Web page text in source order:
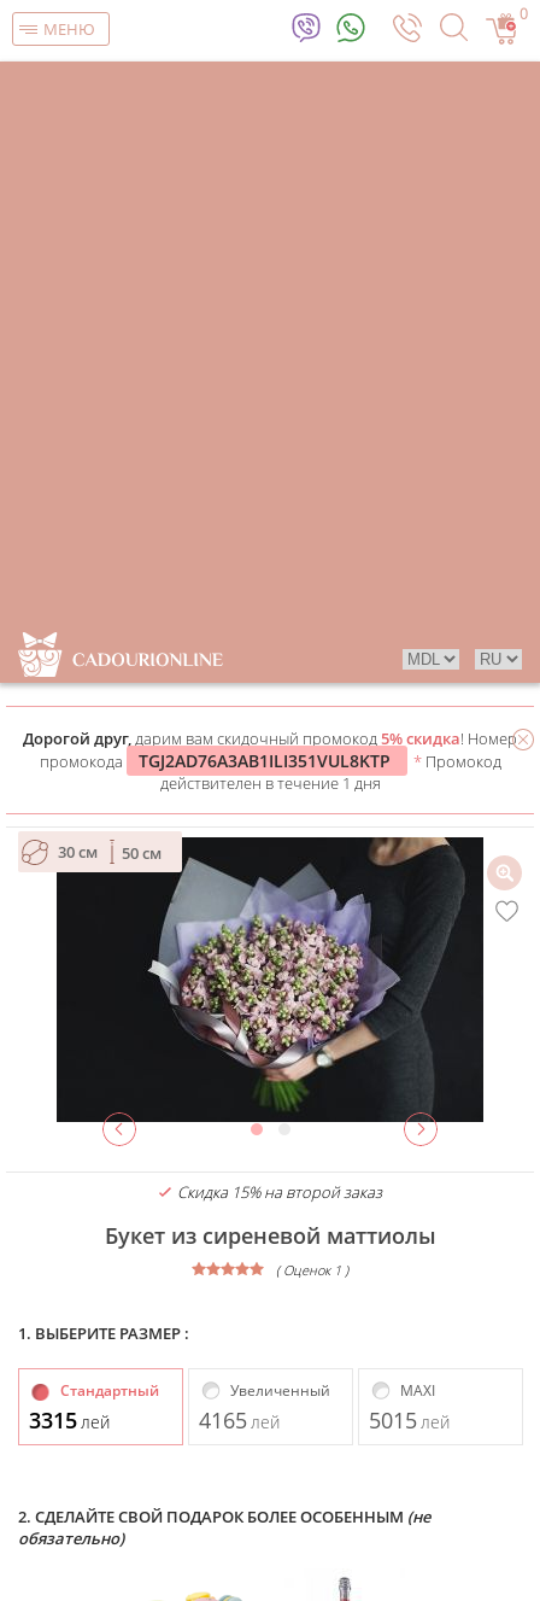
МЕНЮ
0
Дорогой друг,дарим вам скидочный промокод5% скидка! Номер
промокода
TGJ2AD76A3AB1ILI351VUL8KTP * Промокод
действителен в течение 1 дня
30 см 50 см
Скидка 15% на второй заказ
Букет из сиреневой маттиолы
( Оценок 1 )
1. ВЫБЕРИТЕ РАЗМЕР :
Стандартный
3315лей
Увеличенный
4165лей
MAXI
5015лей
2. СДЕЛАЙТЕ СВОЙ ПОДАРОК БОЛЕЕ ОСОБЕННЫМ (не
обязательно)